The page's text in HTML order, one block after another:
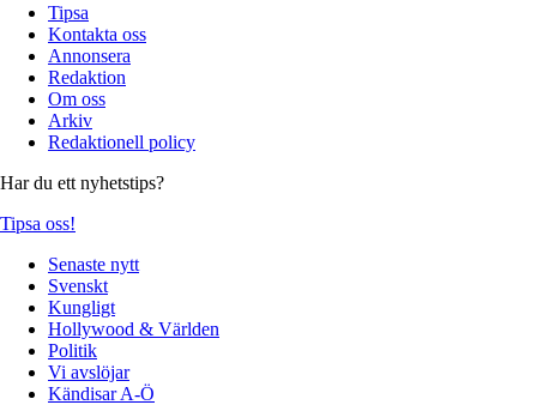
Tipsa
Kontakta oss
Annonsera
Redaktion
Om oss
Arkiv
Redaktionell policy
Har du ett nyhetstips?
Tipsa oss!
Senaste nytt
Svenskt
Kungligt
Hollywood & Världen
Politik
Vi avslöjar
Kändisar A-Ö